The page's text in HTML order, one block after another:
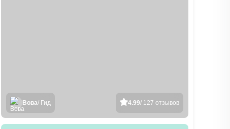
4.99/ 127 отзывов
Вова/ Гид